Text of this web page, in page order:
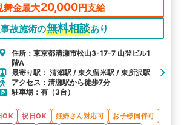
舞金最大20,000円支給
故施術の無料相談あり
住所：東京都清瀬市松山3-17-7 山登ビル1
階A
最寄り駅： 清瀬駅 / 東久留米駅 / 東所沢駅
アクセス：清瀬駅から徒歩7分
駐車場：有（3台）
OK 祝日OK 妊婦さん対応可
お子様同伴可